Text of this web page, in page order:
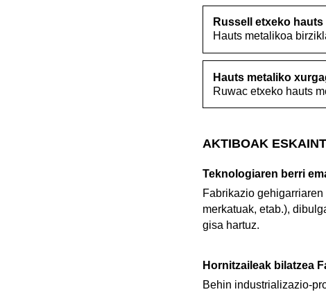
Russell etxeko
Hauts metalikoa
Hauts metaliko
Ruwac etxeko hauts
AKTIBOAK
Teknologiaren berri
Fabrikazio
merkatuak, etab.),
gisa hartuz.
Hornitzaileak bilatzea
Behin industrializazio-